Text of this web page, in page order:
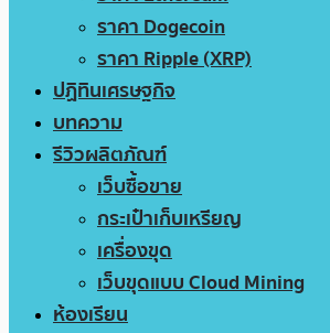
ราคา Dogecoin
ราคา Ripple (XRP)
ปฏิทินเศรษฐกิจ
บทความ
รีวิวผลิตภัณฑ์
เว็บซื้อขาย
กระเป๋าเก็บเหรียญ
เครื่องขุด
เว็บขุดแบบ Cloud Mining
ห้องเรียน